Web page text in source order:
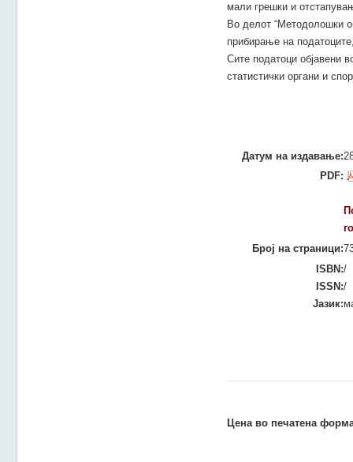
мали грешки и
Во делот “Методолошки
прибирање на
Сите податоци објавени
статистички органи и
Датум на издавање:
PDF:
Број на страници:
ISBN:/
ISSN:/
Јазик:
Цена во печатена